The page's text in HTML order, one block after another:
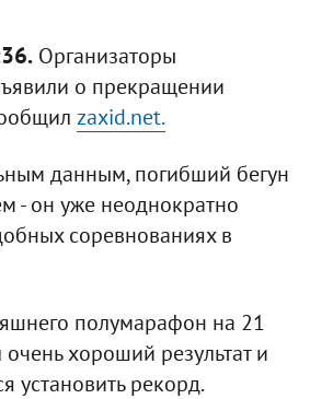
Организаторы
о прекращении
zaxid.net.
данным, погибший бегун
- он уже неоднократно
соревнованиях в
полумарафон на 21
хороший результат и
установить рекорд.